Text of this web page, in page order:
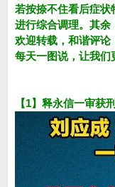
若按捺不住看后症状
进行综合调理。其余
欢迎转载，和谐评论
每天一图说，让我们
【1】释永信一审获